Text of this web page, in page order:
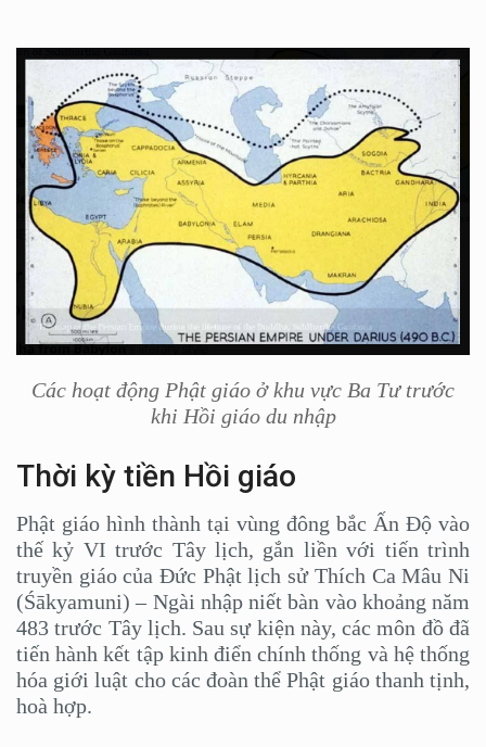
Các hoạt động Phật giáo ở khu vực Ba Tư trước
khi Hồi giáo du nhập
Thời kỳ tiền Hồi giáo
Phật giáo hình thành tại vùng đông bắc Ấn Độ vào
thế kỷ VI trước Tây lịch, gắn liền với tiến trình
truyền giáo của Đức Phật lịch sử Thích Ca Mâu Ni
(Śākyamuni) – Ngài nhập niết bàn vào khoảng năm
483 trước Tây lịch. Sau sự kiện này, các môn đồ đã
tiến hành kết tập kinh điển chính thống và hệ thống
hóa giới luật cho các đoàn thể Phật giáo thanh tịnh,
hoà hợp.